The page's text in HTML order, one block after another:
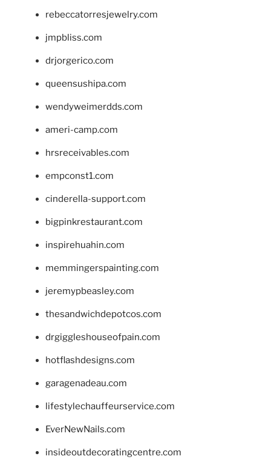
rebeccatorresjewelry.com
jmpbliss.com
drjorgerico.com
queensushipa.com
wendyweimerdds.com
ameri-camp.com
hrsreceivables.com
empconst1.com
cinderella-support.com
bigpinkrestaurant.com
inspirehuahin.com
memmingerspainting.com
jeremypbeasley.com
thesandwichdepotcos.com
drgiggleshouseofpain.com
hotflashdesigns.com
garagenadeau.com
lifestylechauffeurservice.com
EverNewNails.com
insideoutdecoratingcentre.com